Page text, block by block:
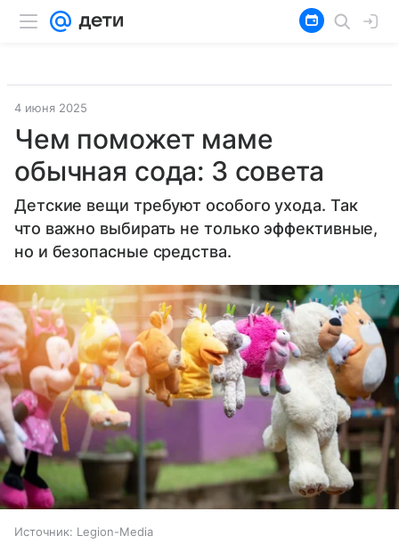
4 июня 2025
Чем поможет маме
обычная сода: 3 совета
Детские вещи требуют особого ухода. Так
что важно выбирать не только эффективные,
но и безопасные средства.
Источник: Legion-Media